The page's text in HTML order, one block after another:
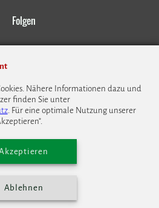
Folgen
Software GmbH
English
München gemacht.
Nähere Informationen dazu und
finden Sie unter
. Für eine optimale Nutzung unserer
Ablehnen